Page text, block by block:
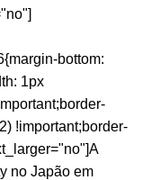
bottom:
1px
!important;border-
no Japão em